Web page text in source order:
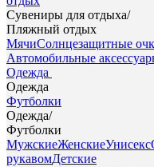
Сувениры для отдыха/
Пляжный отдых
МячиСолнцезащитные
Автомобильные
Одежда
Одежда
Футболки
Одежда/
Футболки
МужскиеЖенскиеУнисекс
рукавомДетские